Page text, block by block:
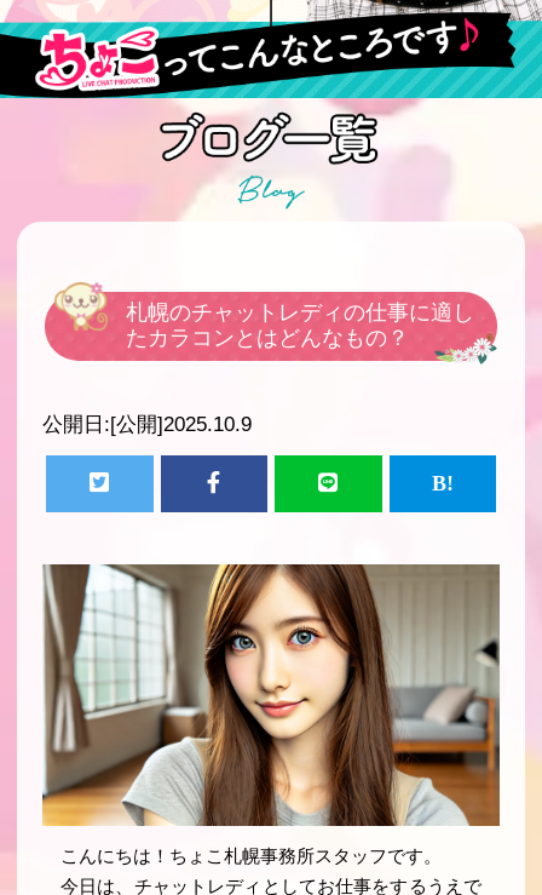
札幌のチャットレディの仕事に適し
たカラコンとはどんなもの？
公開日:[公開]2025.10.9
こんにちは！ちょこ札幌事務所スタッフです。
今日は、チャットレディとしてお仕事をするうえで